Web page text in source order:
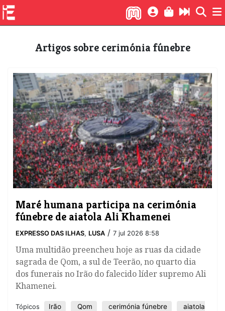
Artigos sobre cerimónia fúnebre
Maré humana participa na cerimónia
fúnebre de aiatola Ali Khamenei
EXPRESSO DAS ILHAS, LUSA / 7 jul 2026 8:58
Uma multidão preencheu hoje as ruas da cidade
sagrada de Qom, a sul de Teerão, no quarto dia
dos funerais no Irão do falecido líder supremo Ali
Khamenei.
Tópicos Irão Qom cerimónia fúnebre
aiatola